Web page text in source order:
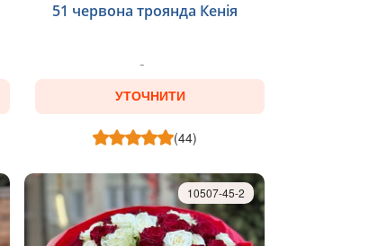
51 червона троянда Кенія
УТОЧНИТИ
(44)
10507-45-2